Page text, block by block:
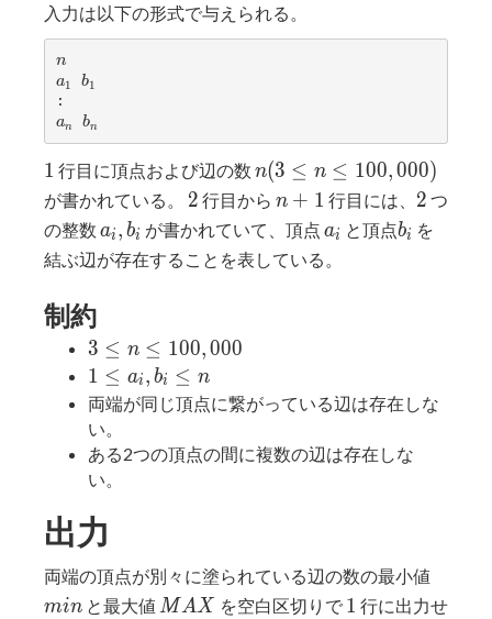
入力は以下の形式で与えられる。
n
n
a
_
1
a1
b
1
b1
a
_
n
an
b
_
n
bn
1
1 行目に頂点および辺の数 n (3 ≤ n
≤
100,000)
n(3 ≤ n ≤ 100,000)
が書かれている。 2
2 行目から n+1
n + 1 行目には、 2
2 つ
の整数 a_i,
b_i
ai , bi が書かれていて、頂点a_i
ai と頂点b_i
bi を
結ぶ辺が存在することを表している。
制約
3 ≤ n
≤
100,000
3 ≤ n ≤ 100,000
1 ≤
a_i,b_i
≤ n
1 ≤ ai , bi ≤ n
両端が同じ頂点に繋がっている辺は存在しな
い。
ある2つの頂点の間に複数の辺は存在しな
い。
出力
両端の頂点が別々に塗られている辺の数の最小値
min と最大値 MAX
M A X を空白区切りで 1
1 行に出力せ